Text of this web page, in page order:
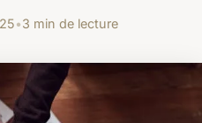
•3 min de lecture